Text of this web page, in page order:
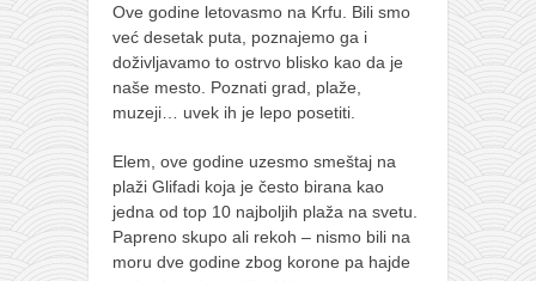
azbuki i knjige
Okinava karate
najnovije na blogu
istorija karatea
bubishi
Ove godine letovasmo na Krfu. Bili smo
već desetak puta, poznajemo ga i
doživljavamo to ostrvo blisko kao da je
naše mesto. Poznati grad, plaže,
muzeji… uvek ih je lepo posetiti.
Elem, ove godine uzesmo smeštaj na
plaži Glifadi koja je često birana kao
jedna od top 10 najboljih plaža na svetu.
Papreno skupo ali rekoh – nismo bili na
moru dve godine zbog korone pa hajde